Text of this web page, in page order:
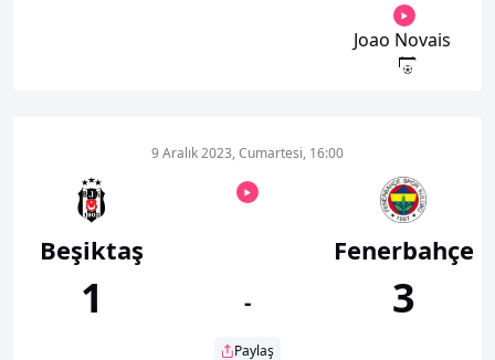
Joao Novais
Beşiktaş
1
9 Aralık 2023, Cumartesi, 16:00
-
Paylaş
Fenerbahçe
3